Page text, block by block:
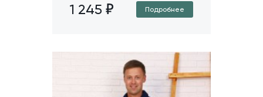
1 245 Подробнее